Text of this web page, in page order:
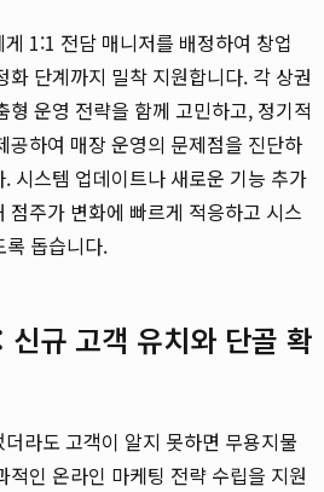
1:1 전담 매니저를 배정하여 창업
화 단계까지 밀착 지원합니다. 각 상권
운영 전략을 함께 고민하고, 정기적
공하여 매장 운영의 문제점을 진단하
시스템 업데이트나 새로운 기능 추가
점주가 변화에 빠르게 적응하고 시스
돕습니다.
신규 고객 유치와 단골 확
라도 고객이 알지 못하면 무용지물
적인 온라인 마케팅 전략 수립을 지원